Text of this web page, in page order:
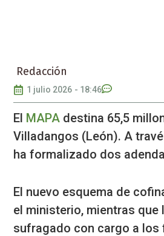
Redacción
1 julio 2026 - 18:46
El MAPA destina 65,5
Villadangos (León). A
ha formalizado dos
El nuevo esquema de
el ministerio, mientras que
sufragado con cargo a